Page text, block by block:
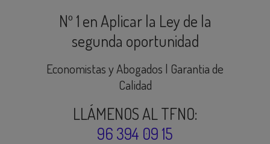
Nº 1 en Aplicar la Ley de la
segunda oportunidad
Economistas y Abogados | Garantia de
Calidad
LLÁMENOS AL TFNO:
96 394 09 15